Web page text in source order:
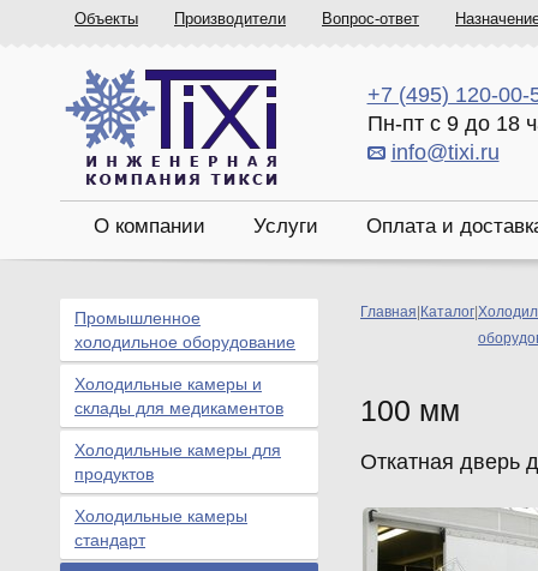
Объекты Производители Вопрос-ответ
+7 (495) 120-00-
Пн-пт с 9 до 18
info@tixi.ru
О компании Услуги Оплата и
Главная Каталог
100 мм
Откатная дверь
Промышленное
холодильное оборудование
Холодильные камеры и
склады для медикаментов
Холодильные камеры для
продуктов
Холодильные камеры
стандарт